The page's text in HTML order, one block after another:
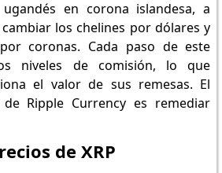
en corona islandesa, a
los chelines por dólares y
coronas. Cada paso de este
niveles de comisión, lo que
el valor de sus remesas. El
Ripple Currency es remediar
de XRP